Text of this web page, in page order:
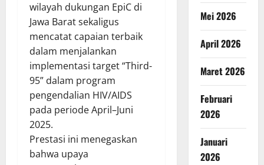
wilayah dukungan EpiC di
Jawa Barat sekaligus
mencatat capaian terbaik
dalam menjalankan
implementasi target “Third-
95” dalam program
pengendalian HIV/AIDS
pada periode April–Juni
2025.
Prestasi ini menegaskan
bahwa upaya
Mei 2026
April 2026
Maret 2026
Februari
2026
Januari
2026